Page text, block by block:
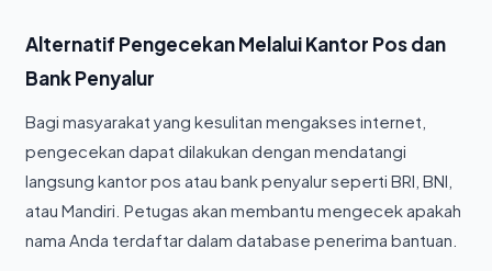
Alternatif Pengecekan Melalui Kantor Pos dan
Bank Penyalur
Bagi masyarakat yang kesulitan mengakses internet,
pengecekan dapat dilakukan dengan mendatangi
langsung kantor pos atau bank penyalur seperti BRI, BNI,
atau Mandiri. Petugas akan membantu mengecek apakah
nama Anda terdaftar dalam database penerima bantuan.